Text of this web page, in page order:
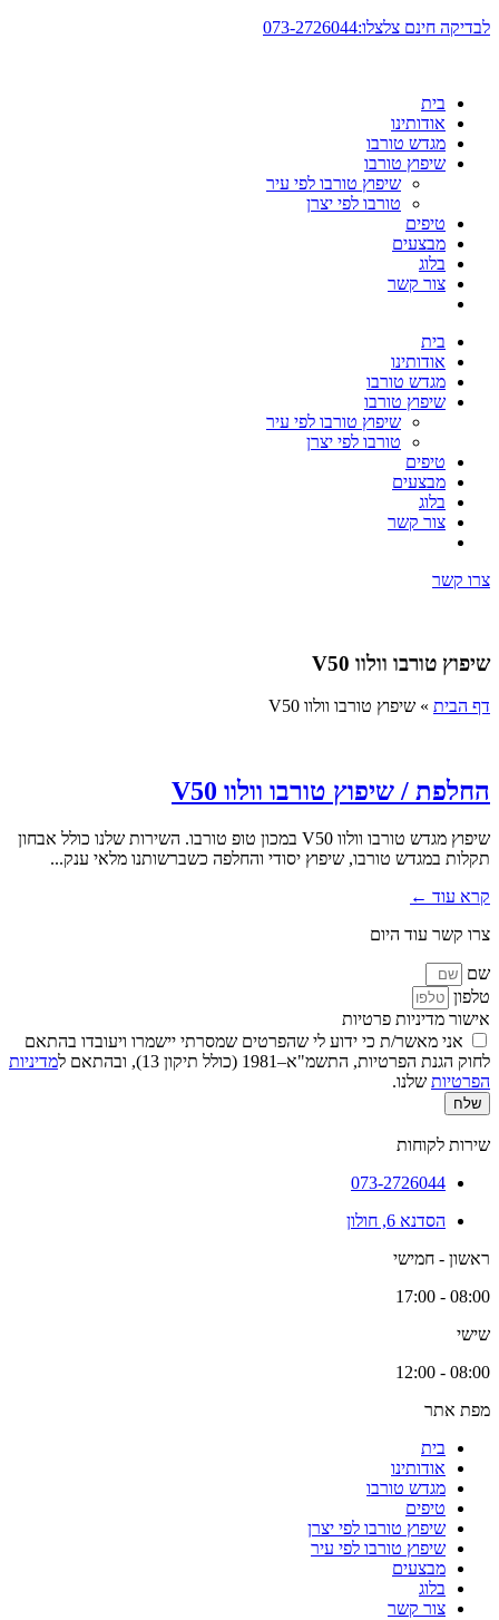
דלג
לבדיקה חינם צלצלו:073-2726044
בית
אודותינו
מגדש טורבו
שיפוץ טורבו
שיפוץ טורבו לפי עיר
טורבו לפי יצרן
טיפים
מבצעים
בלוג
צור קשר
בית
אודותינו
מגדש טורבו
שיפוץ טורבו
שיפוץ טורבו לפי עיר
טורבו לפי יצרן
טיפים
מבצעים
בלוג
צור קשר
צרו קשר
שיפוץ טורבו וולוו V50
דף הבית » שיפוץ טורבו וולוו V50
החלפת / שיפוץ טורבו וולוו V50
שיפוץ מגדש טורבו וולוו V50 במכון טופ טורבו. השירות שלנו כולל אבחון
תקלות במגדש טורבו, שיפוץ יסודי והחלפה כשברשותנו מלאי ענק...
קרא עוד ←
צרו קשר עוד היום
שם
טלפון
אישור מדיניות פרטיות
אני מאשר/ת כי ידוע לי שהפרטים שמסרתי יישמרו ויעובדו בהתאם
לחוק הגנת הפרטיות, התשמ"א–1981 (כולל תיקון 13), ובהתאם ל
מדיניות
הפרטיות שלנו.
שלח
שירות לקוחות
073-2726044
הסדנא 6, חולון
ראשון - חמישי
08:00 - 17:00
שישי
08:00 - 12:00
מפת אתר
בית
אודותינו
מגדש טורבו
טיפים
שיפוץ טורבו לפי יצרן
שיפוץ טורבו לפי עיר
מבצעים
בלוג
צור קשר